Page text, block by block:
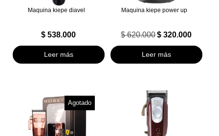
Maquina kiepe diavel
$ 538.000
Leer más
Maquina kiepe power up
$620.000 El
precio
$ 320.000El
precio
actual
Leer más
Agotado